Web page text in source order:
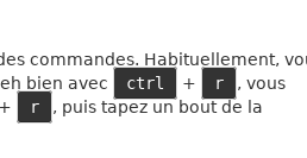
commandes. Habituellement,
bien avec
ctrl + r
, vous
+ r
, puis tapez un bout de la